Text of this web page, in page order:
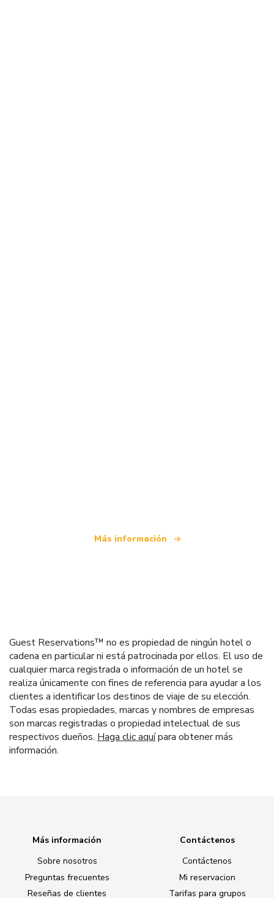
Más información
Guest Reservations™ no es propiedad de ningún hotel o
cadena en particular ni está patrocinada por ellos. El uso de
cualquier marca registrada o información de un hotel se
realiza únicamente con fines de referencia para ayudar a los
clientes a identificar los destinos de viaje de su elección.
Todas esas propiedades, marcas y nombres de empresas
son marcas registradas o propiedad intelectual de sus
respectivos dueños. Haga clic aquípara obtener más
información.
Más información
Sobre nosotros
Preguntas frecuentes
Reseñas de clientes
Contáctenos
Contáctenos
Mi reservacion
Tarifas para grupos